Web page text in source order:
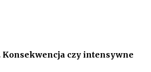
Konsekwencja czy intensywne